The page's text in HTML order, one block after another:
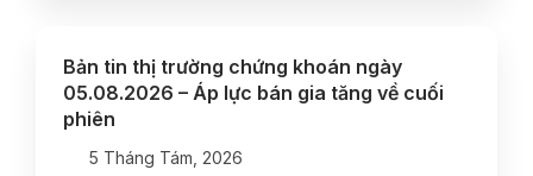
Bản tin thị trường chứng khoán ngày
05.08.2026 – Áp lực bán gia tăng về cuối
phiên
5 Tháng Tám, 2026